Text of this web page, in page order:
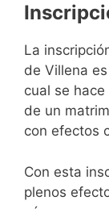
La
de Villena
cual se
de un
con efectos
Con esta
plenos